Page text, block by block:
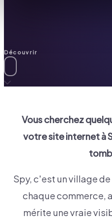
Découvrir
Vous cherchez
votre site internet à
Spy, c'est un village
chaque commerce,
mérite une vraie